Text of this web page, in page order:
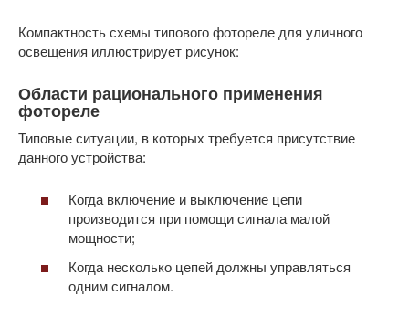
Компактность схемы типового фотореле для уличного
освещения иллюстрирует рисунок:
Области рационального применения
фотореле
Типовые ситуации, в которых требуется присутствие
данного устройства:
Когда включение и выключение цепи
производится при помощи сигнала малой
мощности;
Когда несколько цепей должны управляться
одним сигналом.